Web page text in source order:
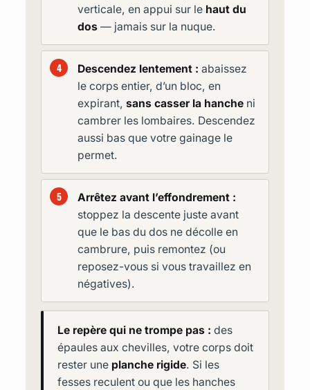
verticale, en appui sur le haut du
dos — jamais sur la nuque.
Descendez lentement : abaissez
le corps entier, d’un bloc, en
expirant,sans casser la hanche ni
cambrer les lombaires. Descendez
aussi bas que votre gainage le
permet.
Arrêtez avant l’effondrement :
stoppez la descente juste avant
que le bas du dos ne décolle en
cambrure, puis remontez (ou
reposez-vous si vous travaillez en
négatives).
Le repère qui ne trompe pas : des
épaules aux chevilles, votre corps doit
rester une planche rigide. Si les
fesses reculent ou que les hanches